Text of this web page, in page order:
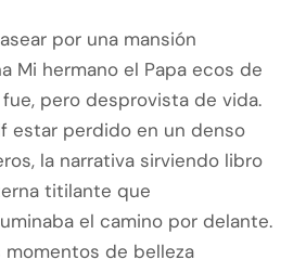
por una mansión
Mi hermano el Papa ecos de
pero desprovista de vida.
estar perdido en un denso
la narrativa sirviendo libro
titilante que
el camino por delante.
momentos de belleza